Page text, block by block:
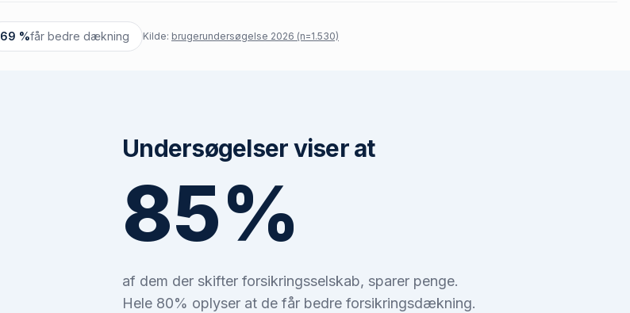
69 %får bedre dækning Kilde: brugerundersøgelse 2026 (n=1.530)
Undersøgelser viser at
85%
af dem der skifter forsikringsselskab, sparer penge.
Hele 80% oplyser at de får bedre forsikringsdækning.